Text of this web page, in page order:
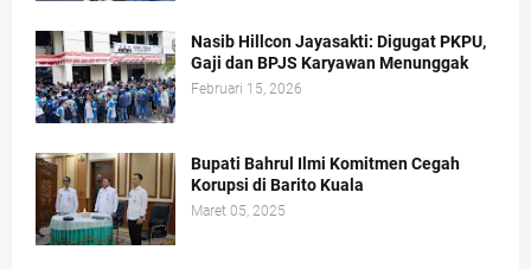
Nasib Hillcon Jayasakti: Digugat PKPU,
Gaji dan BPJS Karyawan Menunggak
Februari 15, 2026
Bupati Bahrul Ilmi Komitmen Cegah
Korupsi di Barito Kuala
Maret 05, 2025